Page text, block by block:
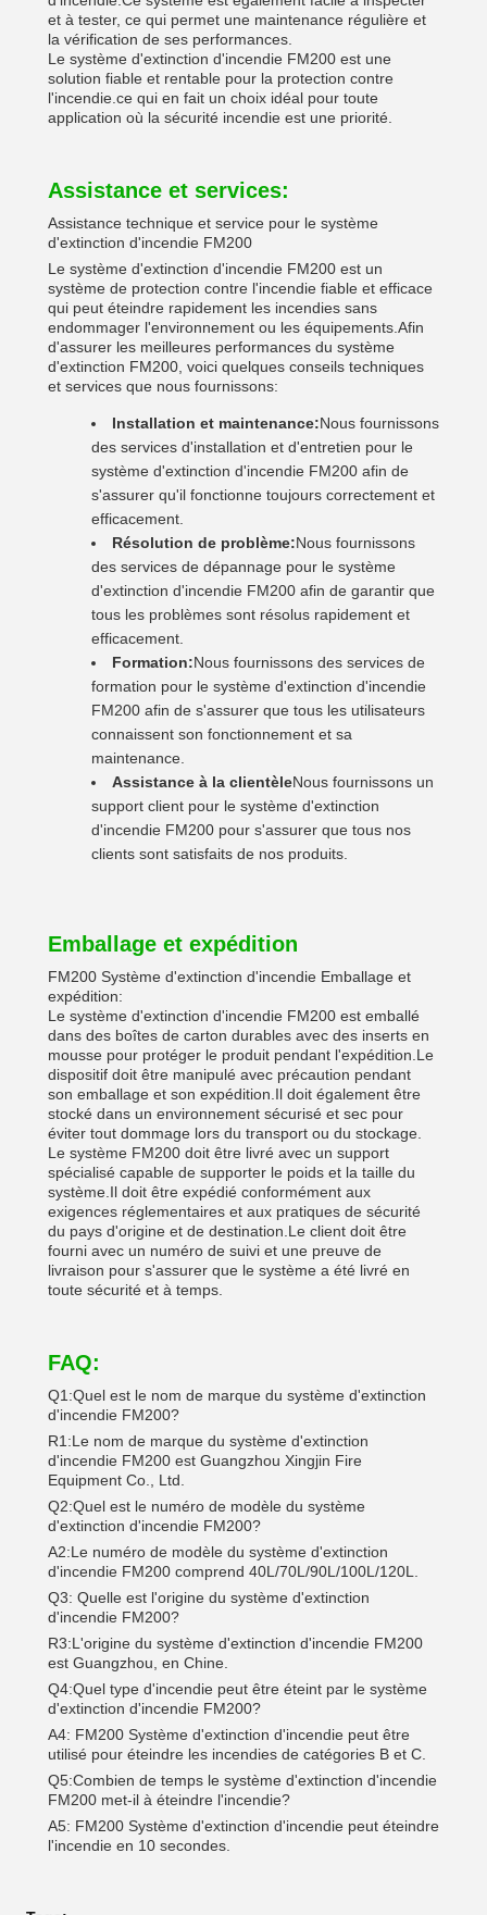
et à tester, ce qui permet une maintenance régulière et
la vérification de ses performances.
Le système d'extinction d'incendie FM200 est une
solution fiable et rentable pour la protection contre
l'incendie.ce qui en fait un choix idéal pour toute
application où la sécurité incendie est une priorité.
Assistance et services:
Assistance technique et service pour le système
d'extinction d'incendie FM200
Le système d'extinction d'incendie FM200 est un
système de protection contre l'incendie fiable et efficace
qui peut éteindre rapidement les incendies sans
endommager l'environnement ou les équipements.Afin
d'assurer les meilleures performances du système
d'extinction FM200, voici quelques conseils techniques
et services que nous fournissons:
Installation et maintenance:Nous fournissons
des services d'installation et d'entretien pour le
système d'extinction d'incendie FM200 afin de
s'assurer qu'il fonctionne toujours correctement et
efficacement.
Résolution de problème:Nous fournissons
des services de dépannage pour le système
d'extinction d'incendie FM200 afin de garantir que
tous les problèmes sont résolus rapidement et
efficacement.
Formation:Nous fournissons des services de
formation pour le système d'extinction d'incendie
FM200 afin de s'assurer que tous les utilisateurs
connaissent son fonctionnement et sa
maintenance.
Assistance à la clientèleNous fournissons un
support client pour le système d'extinction
d'incendie FM200 pour s'assurer que tous nos
clients sont satisfaits de nos produits.
Emballage et expédition
FM200 Système d'extinction d'incendie Emballage et
expédition:
Le système d'extinction d'incendie FM200 est emballé
dans des boîtes de carton durables avec des inserts en
mousse pour protéger le produit pendant l'expédition.Le
dispositif doit être manipulé avec précaution pendant
son emballage et son expédition.Il doit également être
stocké dans un environnement sécurisé et sec pour
éviter tout dommage lors du transport ou du stockage.
Le système FM200 doit être livré avec un support
spécialisé capable de supporter le poids et la taille du
système.Il doit être expédié conformément aux
exigences réglementaires et aux pratiques de sécurité
du pays d'origine et de destination.Le client doit être
fourni avec un numéro de suivi et une preuve de
livraison pour s'assurer que le système a été livré en
toute sécurité et à temps.
FAQ:
Q1:Quel est le nom de marque du système d'extinction
d'incendie FM200?
R1:Le nom de marque du système d'extinction
d'incendie FM200 est Guangzhou Xingjin Fire
Equipment Co., Ltd.
Q2:Quel est le numéro de modèle du système
d'extinction d'incendie FM200?
A2:Le numéro de modèle du système d'extinction
d'incendie FM200 comprend 40L/70L/90L/100L/120L.
Q3: Quelle est l'origine du système d'extinction
d'incendie FM200?
R3:L'origine du système d'extinction d'incendie FM200
est Guangzhou, en Chine.
Q4:Quel type d'incendie peut être éteint par le système
d'extinction d'incendie FM200?
A4: FM200 Système d'extinction d'incendie peut être
utilisé pour éteindre les incendies de catégories B et C.
Q5:Combien de temps le système d'extinction d'incendie
FM200 met-il à éteindre l'incendie?
A5: FM200 Système d'extinction d'incendie peut éteindre
l'incendie en 10 secondes.